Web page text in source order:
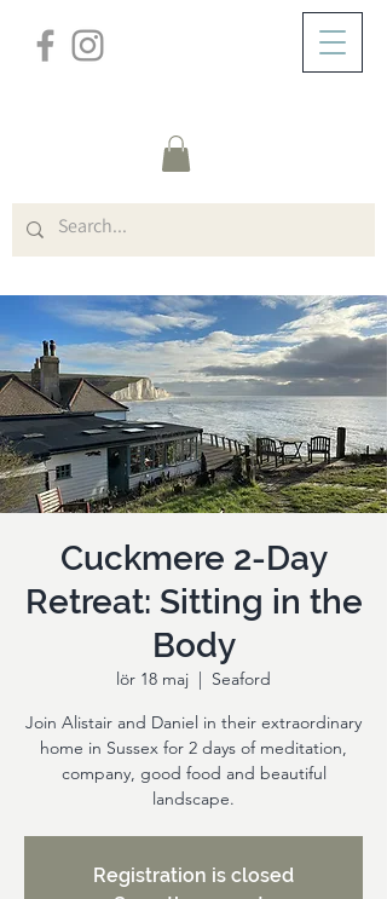
Cuckmere 2-Day
Retreat: Sitting in the
Body
lör 18 maj
  |
Seaford
Join Alistair and Daniel in their extraordinary
home in Sussex for 2 days of meditation,
company, good food and beautiful
landscape.
Registration is closed